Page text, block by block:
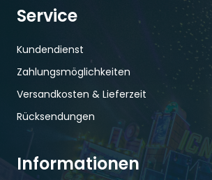
Service
Kundendienst
Zahlungsmöglichkeiten
Versandkosten & Lieferzeit
Rücksendungen
Informationen